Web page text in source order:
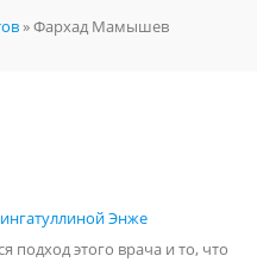
»Фархад Мамышев
Энже
подход этого врача и то, что